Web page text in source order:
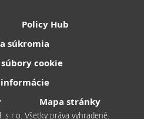
Policy Hub
súkromia
cookie
Mapa stránky
s r.o. Všetky práva vyhradené.